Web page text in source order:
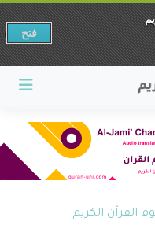
القرآن الكريم
فتح